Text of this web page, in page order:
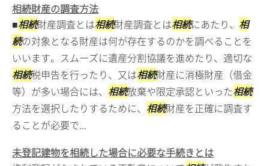
相続財産の調査方法
■相続財産調査とは相続財産調査とは相続にあたり、 相
続の対象となる財産は何が存在するのかを調べることを
いいます。スムーズに遺産分割協議を進めたり、適切な
相続税申告を行ったり、又は相続財産に消極財産（借金
等）が多い場合には、 相続放棄や限定承認といった相続
方法を選択したりするために、 相続財産を正確に調査す
ることが必要で...
未登記建物を相続した場合に必要な手続きとは